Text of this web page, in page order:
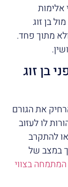
בן זוג
מתוך פחד.
בן זוג
את הגורם
לו לעזוב
להתקרב
במצב של
המתמחה בצווי